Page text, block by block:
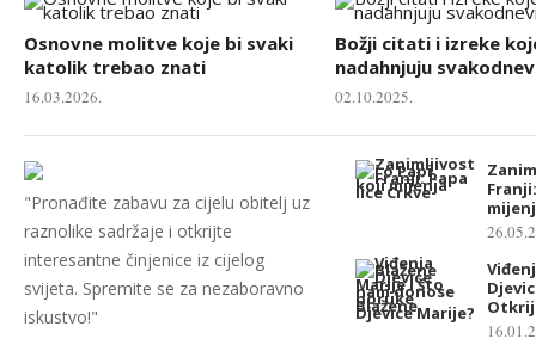
Osnovne molitve koje bi svaki
katolik trebao znati
16.03.2026.
Božji citati i izreke
nadahnjuju
02.10.2025.
"Pronađite zabavu za cijelu obitelj uz
raznolike sadržaje i otkrijte
interesantne činjenice iz cijelog
svijeta. Spremite se za nezaboravno
iskustvo!"